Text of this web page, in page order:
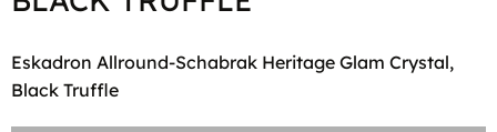
Eskadron Allround-Schabrak Heritage Glam Crystal,
Black Truffle